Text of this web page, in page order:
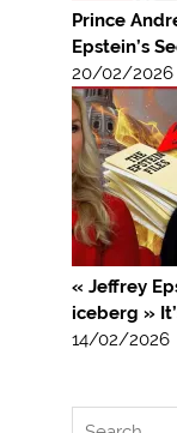
Prince
Epstein’s
20/02/2026
« Jeffrey
iceberg »
14/02/2026